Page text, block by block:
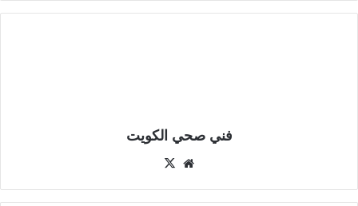
فني صحي الكويت
موقع